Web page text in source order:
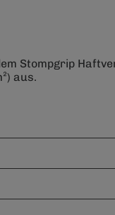
Stompgrip
aus.